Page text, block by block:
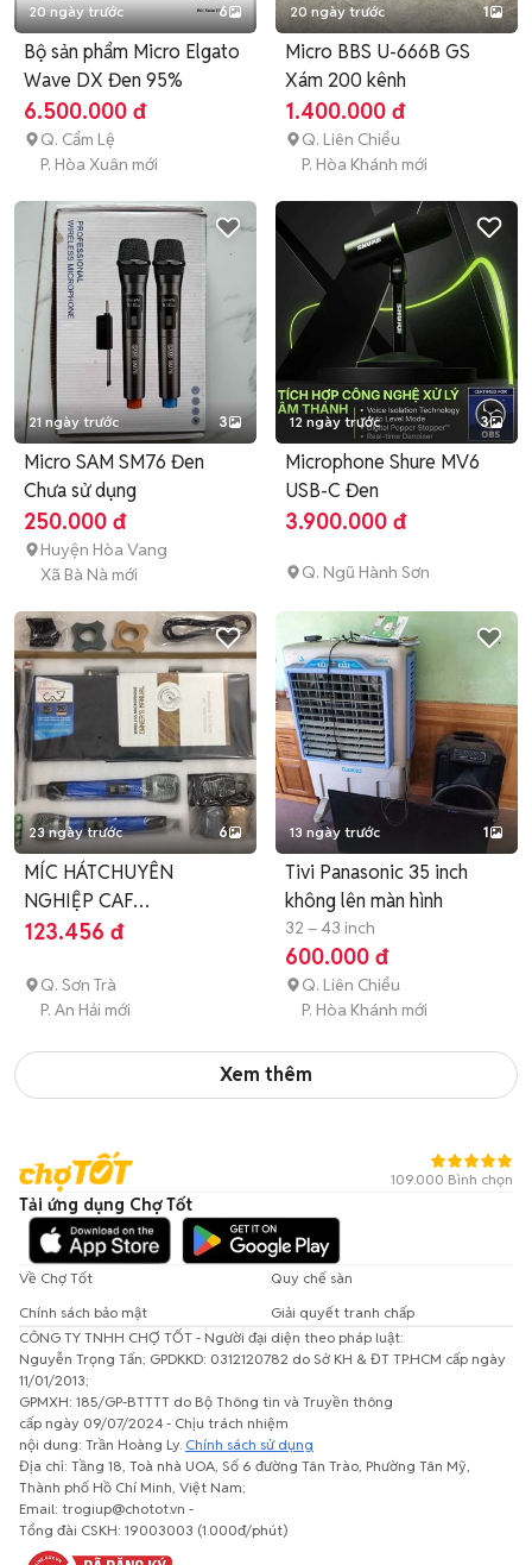
20 ngày trước 6
Bộ sản phẩm Micro Elgato
Wave DX Đen 95%
6.500.000 đ
Q. Cẩm Lệ
P. Hòa Xuân mới
20 ngày trước 1
Micro BBS U-666B GS
Xám 200 kênh
1.400.000 đ
Q. Liên Chiểu
P. Hòa Khánh mới
21 ngày trước 3
Micro SAM SM76 Đen
Chưa sử dụng
250.000 đ
Huyện Hòa Vang
Xã Bà Nà mới
12 ngày trước 3
Microphone Shure MV6
USB-C Đen
3.900.000 đ
Q. Ngũ Hành Sơn
23 ngày trước 6
MÍC HÁTCHUYÊN
NGHIỆP CAF
M3000+PRO ITALY
123.456 đ
Q. Sơn Trà
P. An Hải mới
13 ngày trước 1
Tivi Panasonic 35 inch
không lên màn hình
32 – 43 inch
600.000 đ
Q. Liên Chiểu
P. Hòa Khánh mới
Xem thêm
109.000 Bình chọn
Tải ứng dụng Chợ Tốt
Về Chợ Tốt
Quy chế sàn
Chính sách bảo mật
Giải quyết tranh chấp
CÔNG TY TNHH CHỢ TỐT - Người đại diện theo pháp luật:
Nguyễn Trọng Tấn; GPDKKD: 0312120782 do Sở KH & ĐT TP.HCM cấp ngày
11/01/2013;
GPMXH: 185/GP-BTTTT do Bộ Thông tin và Truyền thông
cấp ngày 09/07/2024 - Chịu trách nhiệm
nội dung: Trần Hoàng Ly. Chính sách sử dụng
Địa chỉ: Tầng 18, Toà nhà UOA, Số 6 đường Tân Trào, Phường Tân Mỹ,
Thành phố Hồ Chí Minh, Việt Nam;
Email: trogiup@chotot.vn -
Tổng đài CSKH: 19003003 (1.000đ/phút)